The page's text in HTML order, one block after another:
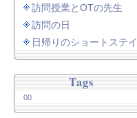
訪問授業とOTの先生
訪問の日
日帰りのショートステイ
Tags
00